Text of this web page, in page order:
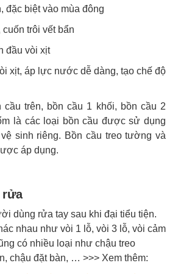
đặc biệt vào mùa đông
trôi vết bẩn
đầu vòi xịt
xịt, áp lực nước dễ dàng, tạo chế độ
cầu trên, bồn cầu 1 khối, bồn cầu 2
là các loại bồn cầu được sử dụng
sinh riêng. Bồn cầu treo tường và
áp dụng.
rửa
dùng rửa tay sau khi đại tiểu tiện.
nhau như vòi 1 lỗ, vòi 3 lỗ, vòi cảm
có nhiều loại như chậu treo
chậu đặt bàn, … >>> Xem thêm: